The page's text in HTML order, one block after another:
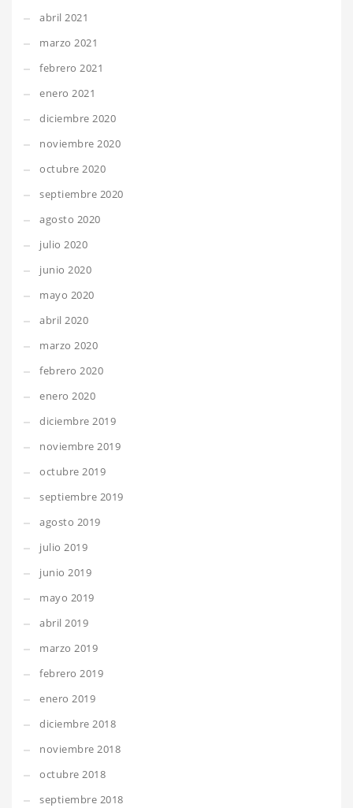
abril 2021
marzo 2021
febrero 2021
enero 2021
diciembre 2020
noviembre 2020
octubre 2020
septiembre 2020
agosto 2020
julio 2020
junio 2020
mayo 2020
abril 2020
marzo 2020
febrero 2020
enero 2020
diciembre 2019
noviembre 2019
octubre 2019
septiembre 2019
agosto 2019
julio 2019
junio 2019
mayo 2019
abril 2019
marzo 2019
febrero 2019
enero 2019
diciembre 2018
noviembre 2018
octubre 2018
septiembre 2018